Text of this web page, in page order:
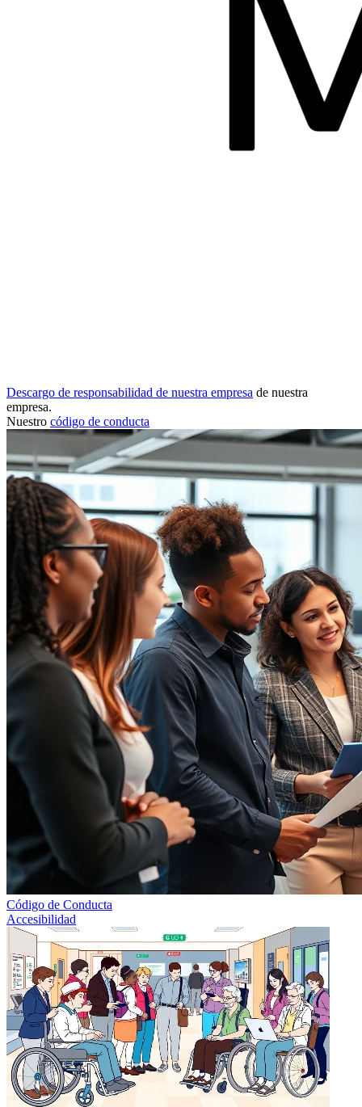
Descargo de responsabilidad de nuestra empresa de nuestra
empresa.
Nuestro código de conducta
Código de Conducta
Accesibilidad